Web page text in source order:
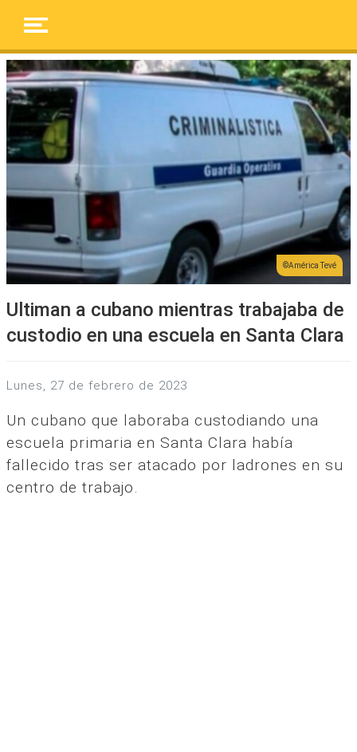
América Tevé
Ultiman a cubano mientras trabajaba de
custodio en una escuela en Santa Clara
lunes, 27 de febrero de 2023
Un cubano que laboraba custodiando una
escuela primaria en Santa Clara había
fallecido tras ser atacado por ladrones en su
centro de trabajo.